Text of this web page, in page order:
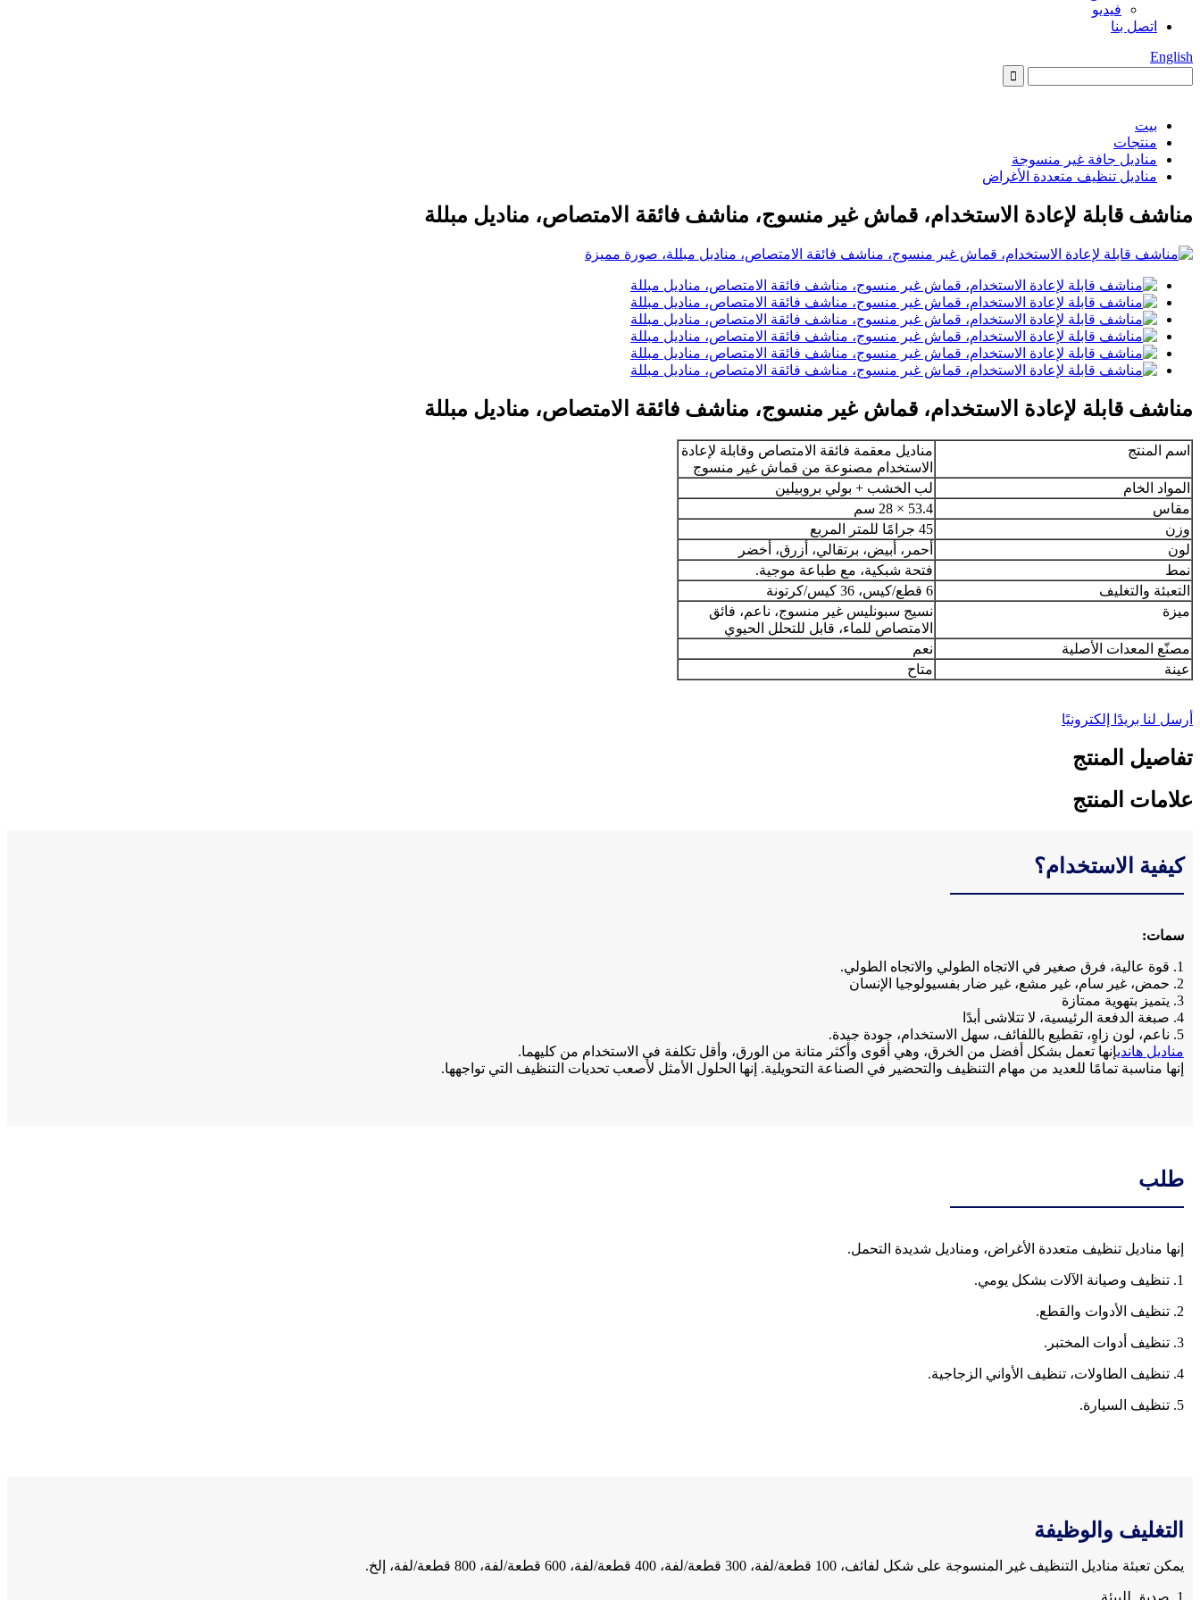
فيديو
اتصل بنا
English
بيت
منتجات
مناديل جافة غير منسوجة
مناديل تنظيف متعددة الأغراض
مناشف قابلة لإعادة الاستخدام، قماش غير منسوج، مناشف فائقة الامتصاص، مناديل مبللة
مناشف قابلة لإعادة الاستخدام، قماش غير منسوج، مناشف فائقة الامتصاص، مناديل مبللة
اسم المنتج
مناديل معقمة فائقة الامتصاص وقابلة لإعادة
الاستخدام مصنوعة من قماش غير منسوج
المواد الخام
لب الخشب + بولي بروبيلين
مقاس
53.4 × 28 سم
وزن
45 جرامًا للمتر المربع
لون
أحمر، أبيض، برتقالي، أزرق، أخضر
نمط
فتحة شبكية، مع طباعة موجية.
التعبئة والتغليف
6 قطع/كيس، 36 كيس/كرتونة
ميزة
نسيج سبونليس غير منسوج، ناعم، فائق
الامتصاص للماء، قابل للتحلل الحيوي
مصنّع المعدات الأصلية
نعم
عينة
متاح
أرسل لنا بريدًا إلكترونيًا
تفاصيل المنتج
علامات المنتج
كيفية الاستخدام؟
سمات:
1. قوة عالية، فرق صغير في الاتجاه الطولي والاتجاه الطولي.
2. حمض، غير سام، غير مشع، غير ضار بفسيولوجيا الإنسان
3. يتميز بتهوية ممتازة
4. صبغة الدفعة الرئيسية، لا تتلاشى أبدًا
5. ناعم، لون زاهٍ، تقطيع باللفائف، سهل الاستخدام، جودة جيدة.
مناديل هانديإنها تعمل بشكل أفضل من الخرق، وهي أقوى وأكثر متانة من الورق، وأقل تكلفة في الاستخدام من كليهما.
إنها مناسبة تمامًا للعديد من مهام التنظيف والتحضير في الصناعة التحويلية. إنها الحلول الأمثل لأصعب تحديات التنظيف التي تواجهها.
طلب
إنها مناديل تنظيف متعددة الأغراض، ومناديل شديدة التحمل.
1. تنظيف وصيانة الآلات بشكل يومي.
2. تنظيف الأدوات والقطع.
3. تنظيف أدوات المختبر.
4. تنظيف الطاولات، تنظيف الأواني الزجاجية.
5. تنظيف السيارة.
التغليف والوظيفة
يمكن تعبئة مناديل التنظيف غير المنسوجة على شكل لفائف، 100 قطعة/لفة، 300 قطعة/لفة، 400 قطعة/لفة، 600 قطعة/لفة، 800 قطعة/لفة، إلخ.